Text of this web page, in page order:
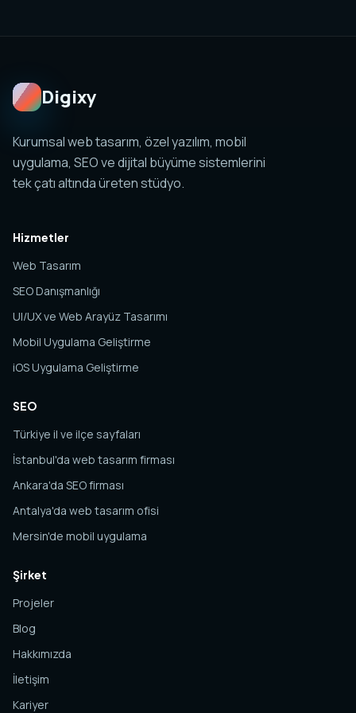
Digixy
Kurumsal web tasarım, özel yazılım, mobil
uygulama, SEO ve dijital büyüme sistemlerini
tek çatı altında üreten stüdyo.
Hizmetler
Web Tasarım
SEO Danışmanlığı
UI/UX ve Web Arayüz Tasarımı
Mobil Uygulama Geliştirme
iOS Uygulama Geliştirme
SEO
Türkiye il ve ilçe sayfaları
İstanbul'da web tasarım firması
Ankara'da SEO firması
Antalya'da web tasarım ofisi
Mersin'de mobil uygulama
Şirket
Projeler
Blog
Hakkımızda
İletişim
Kariyer